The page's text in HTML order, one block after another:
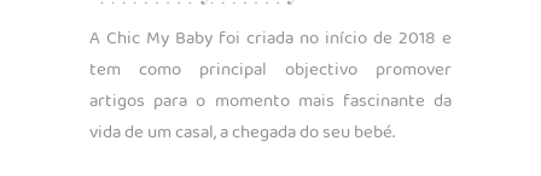
A Chic My Baby foi criada no início de 2018 e
tem como principal objectivo promover
artigos para o momento mais fascinante da
vida de um casal, a chegada do seu bebé.